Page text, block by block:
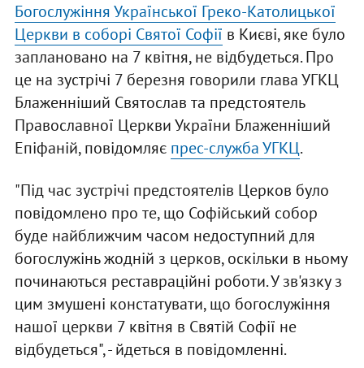
Богослужіння Української Греко-Католицької
Церкви в соборі Святої Софії в Києві, яке було
заплановано на 7 квітня, не відбудеться. Про
це на зустрічі 7 березня говорили глава УГКЦ
Блаженніший Святослав та предстоятель
Православної Церкви України Блаженніший
Епіфаній, повідомляє прес-служба УГКЦ.
"Під час зустрічі предстоятелів Церков було
повідомлено про те, що Софійський собор
буде найближчим часом недоступний для
богослужінь жодній з церков, оскільки в ньому
починаються реставраційні роботи. У зв'язку з
цим змушені констатувати, що богослужіння
нашої церкви 7 квітня в Святій Софії не
відбудеться", - йдеться в повідомленні.